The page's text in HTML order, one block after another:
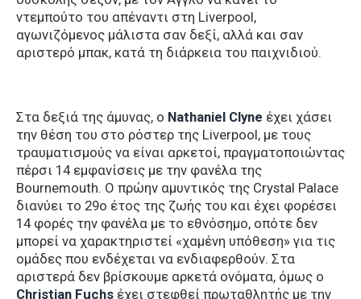
ντεμπούτο του απέναντι στη Liverpool,
αγωνιζόμενος μάλιστα σαν δεξί, αλλά και σαν
αριστερό μπακ, κατά τη διάρκεια του παιχνιδιού.
Στα δεξιά της άμυνας, ο Nathaniel Clyne έχει χάσει
την θέση του στο ρόστερ της Liverpool, με τους
τραυματισμούς να είναι αρκετοί, πραγματοποιώντας
πέρσι 14 εμφανίσεις με την φανέλα της
Bournemouth. Ο πρώην αμυντικός της Crystal Palace
διανύει το 29ο έτος της ζωής του και έχει φορέσει
14 φορές την φανέλα με το εθνόσημο, οπότε δεν
μπορεί να χαρακτηριστεί «χαμένη υπόθεση» για τις
ομάδες που ενδέχεται να ενδιαφερθούν. Στα
αριστερά δεν βρίσκουμε αρκετά ονόματα, όμως ο
Christian Fuchs έχει στεφθεί πρωταθλητής με την